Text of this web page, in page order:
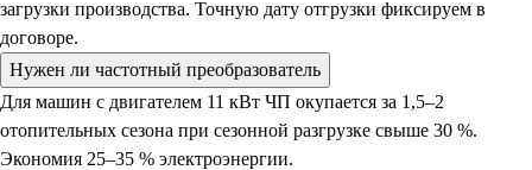
загрузки производства. Точную дату отгрузки фиксируем в
договоре.
Нужен ли частотный преобразователь
Для машин с двигателем 11 кВт ЧП окупается за 1,5–2
отопительных сезона при сезонной разгрузке свыше 30 %.
Экономия 25–35 % электроэнергии.